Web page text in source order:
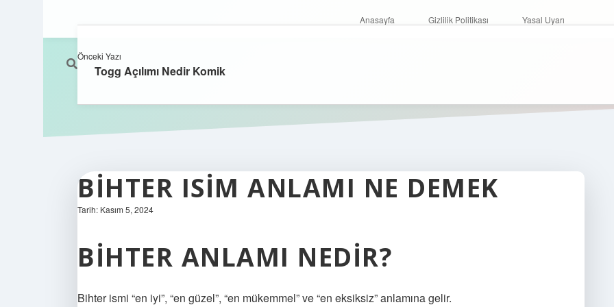
Anasayfa Gizlilik Politikası Yasal Uyarı
BIHTER ISIM ANLAMI NE DEMEK
Tarih: Kasım 5, 2024
BIHTER ANLAMI NEDIR?
Bihter ismi “en iyi”, “en güzel”, “en mükemmel” ve “en eksiksiz” anlamına gelir.
Önceki Yazı
Togg Açılımı Nedir Komik